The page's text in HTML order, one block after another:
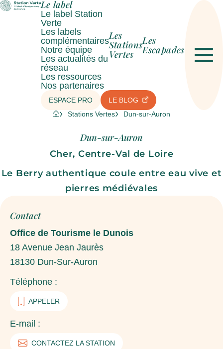
Le label
Le label Station
Verte
Les labels
complémentaires
Notre équipe
Les actualités du
réseau
Les ressources
Nos partenaires
Les
Stations
Vertes
Les
Escapades
ESPACE PRO LE BLOG
Stations Vertes Dun-sur-Auron
Dun-sur-Auron
Cher, Centre-Val de Loire
Le Berry authentique coule entre eau vive et
pierres médiévales
Contact
Office de Tourisme le Dunois
18 Avenue Jean Jaurès
18130 Dun-Sur-Auron
Téléphone :
APPELER
E-mail :
CONTACTEZ LA STATION